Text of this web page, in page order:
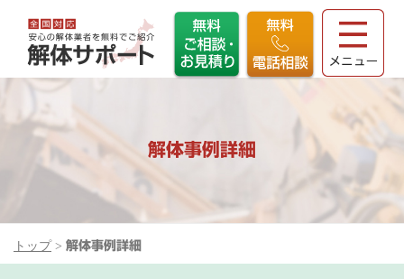
解体事例詳細
トップ > 解体事例詳細